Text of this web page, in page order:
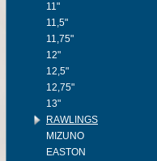
11"
11,5"
11,75"
12"
12,5"
12,75"
13"
RAWLINGS
MIZUNO
EASTON